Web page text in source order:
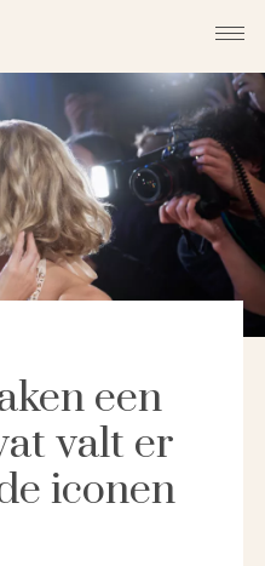
een
valt er
iconen